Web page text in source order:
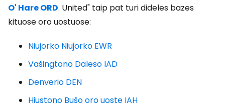
O' Hare ORD. United" taip pat turi dideles bazes
kituose oro uostuose:
Niujorko Niujorko EWR
Vašingtono Daleso IAD
Denverio DEN
Hiustono Bušo oro uoste IAH